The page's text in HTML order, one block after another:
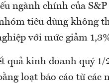
ngành chính của
tiêu dùng không
với mức giảm
quả kinh doanh quý
loạt báo cáo từ các